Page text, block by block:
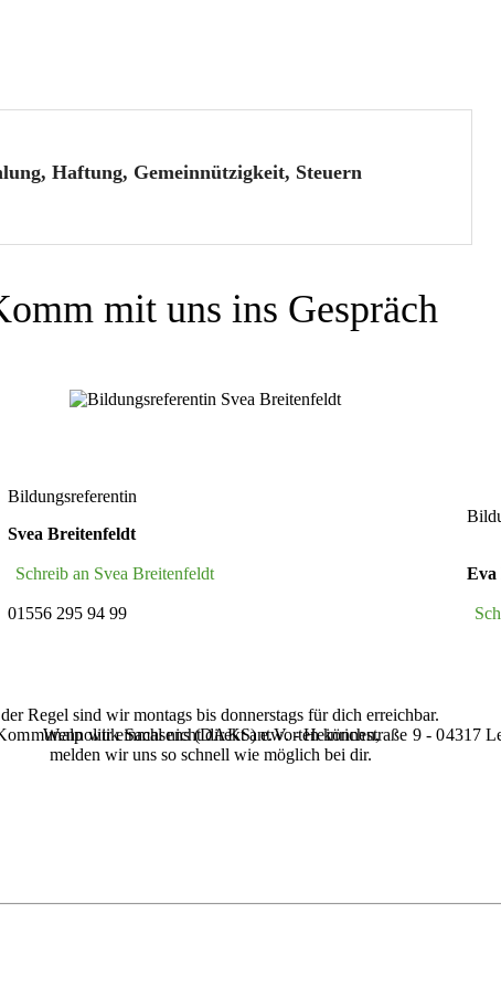
Haftung, Gemein­nüt­zigkeit, Steuern
mit uns ins Gespräch
Bildungsreferentin
Svea Breitenfeldt
Schreib an Svea Breitenfeldt
01556 295 94 99
Eva
Sachsens (‌DAKS‌) e.V. - Heinrichstraße 9 - 04317
Regel sind wir montags bis donnerstags für dich erreichbar.
Wenn wir einmal nicht direkt antworten können,
melden wir uns so schnell wie möglich bei dir.